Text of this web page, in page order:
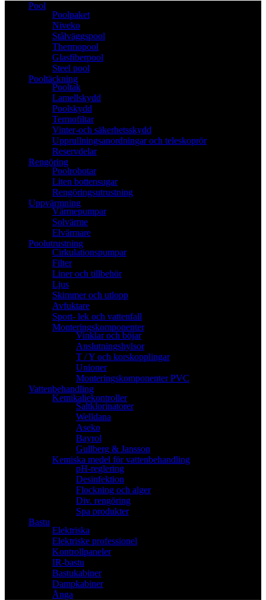
Pool
Poolpaket
Niveko
Stålväggspool
Thermopool
Glasfiberpool
Steel pool
Pooltäckning
Pooltak
Lamellskydd
Poolskydd
Termofiltar
Vinter-och säkerhetsskydd
Upprullningsanordningar och teleskoprör
Reservdelar
Rengöring
Poolrobotar
Liten bottensugar
Rengöringsutrustning
Uppvärmning
Värmepumpar
Solvärme
Elvärmare
Poolutrustning
Cirkulationspumpar
Filter
Liner och tillbehör
Ljus
Skimmer och utlopp
Avfuktare
Sport- lek och vattenfall
Monteringskomponenter
Vinklar och böjar
Anslutningshylsor
T / Y och korskopplingar
Unioner
Monteringskomponenter PVC
Vattenbehandling
Kemikaliekontroller
Saltklorinatorer
Welldana
Aseko
Bayrol
Gullberg & Jansson
Kemiska medel för vattenbehandling
pH-reglering
Desinfektion
Flockning och alger
Div. rengöring
Spa produkter
Bastu
Elektriska
Elektriske professionel
Kontrollpaneler
IR-bastu
Bastukabiner
Dampkabiner
Ånga